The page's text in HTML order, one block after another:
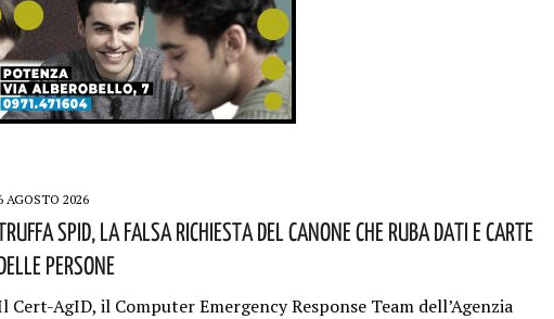
AGOSTO 2026
Spid, La Falsa Richiesta Del Canone Che Ruba Dati E Carte
Persone
Cert-AgID, il Computer Emergency Response Team dell’Agenzia